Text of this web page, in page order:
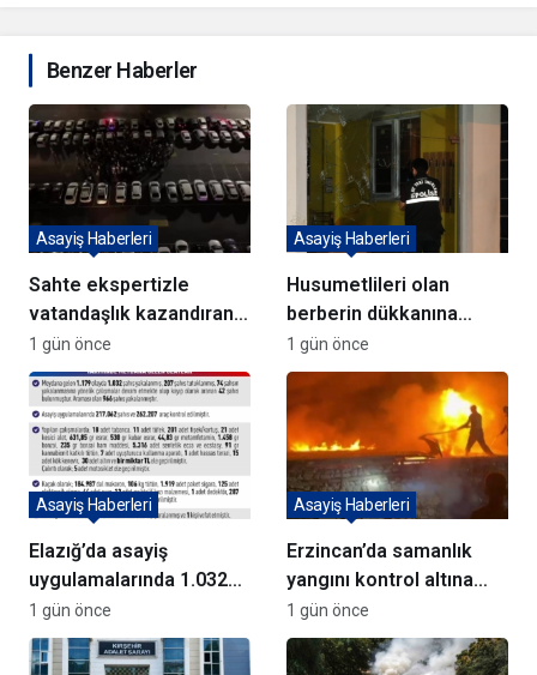
Benzer Haberler
Sahte ekspertizle
vatandaşlık kazandıran
72 şüpheli adliyeye sevk
edildi
Asayiş Haberleri
1 gün önce
Husumetlileri olan
berberin dükkanına
kurşun yağdırıp kaçtılar
Asayiş Haberleri
1 gün önce
Elazığ’da asayiş
uygulamalarında 1.032
kişi yakalandı
Asayiş Haberleri
1 gün önce
Erzincan’da samanlık
yangını kontrol altına
alındı
Asayiş Haberleri
1 gün önce